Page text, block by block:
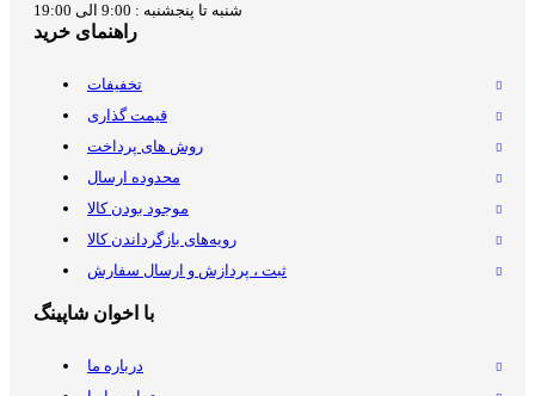
شنبه تا پنجشنبه : 9:00 الی 19:00
راهنمای خرید
تخفیفات
قیمت گذاری
روش های پرداخت
محدوده ارسال
موجود بودن کالا
رویه‌های بازگرداندن کالا
ثبت ، پردازش و ارسال سفارش
با اخوان شاپینگ
درباره ما